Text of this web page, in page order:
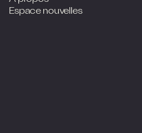
Espace nouvelles